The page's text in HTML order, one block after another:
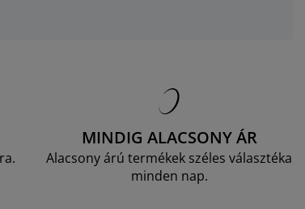
MINDIG ALACSONY ÁR
Alacsony árú termékek széles választéka
minden nap.